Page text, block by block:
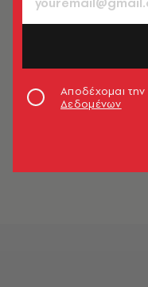
Αποδέχομαι την
Δεδομένων